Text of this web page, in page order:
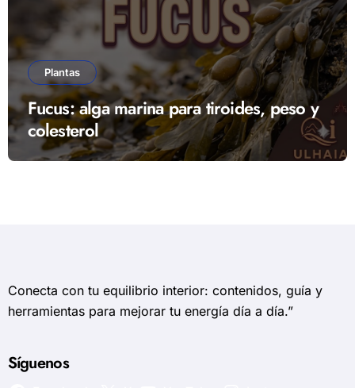
Plantas
Fucus: alga marina para tiroides, peso y
colesterol
Conecta con tu equilibrio interior: contenidos, guía y
herramientas para mejorar tu energía día a día.”
Síguenos